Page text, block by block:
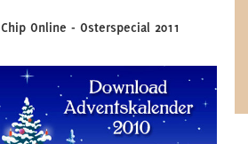
Chip Online - Osterspecial 2011